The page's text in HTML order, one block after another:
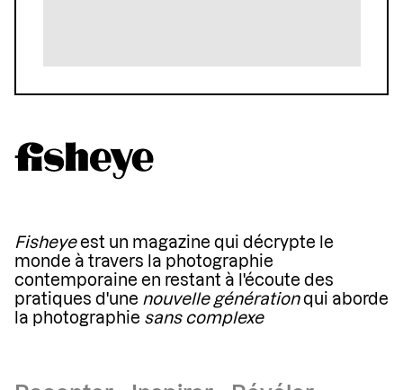
Fisheyeest un magazine qui décrypte le
monde à travers la photographie
contemporaine en restant à l'écoute des
pratiques d'une nouvelle générationqui aborde
la photographie sans complexe